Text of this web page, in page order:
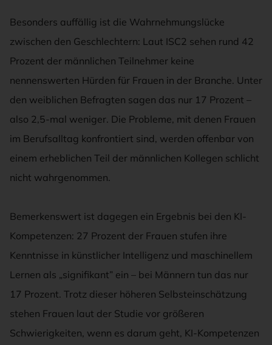
Besonders auffällig ist die Wahrnehmungslücke
zwischen den Geschlechtern: Laut ISC2 sehen rund 42
Prozent der männlichen Teilnehmer keine
nennenswerten Hürden für Frauen in der Branche. Unter
den weiblichen Befragten sagen das nur 17 Prozent –
also 2,5-mal weniger. Die Probleme, mit denen Frauen
im Berufsalltag konfrontiert sind, werden offenbar von
einem erheblichen Teil der männlichen Kollegen schlicht
nicht wahrgenommen.
Bemerkenswert ist dagegen ein Ergebnis bei den KI-
Kompetenzen: 27 Prozent der Frauen stufen ihre
Kenntnisse in künstlicher Intelligenz und maschinellem
Lernen als „signifikant” ein – bei Männern tun das nur
17 Prozent. Trotz dieser höheren Selbsteinschätzung
stehen Frauen laut der Studie vor größeren
Schwierigkeiten, wenn es darum geht, KI-Kompetenzen